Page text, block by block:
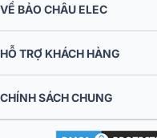
4. Công suất mạnh
Amply nghe nhạc
amply 2 kênhgiúp xử lý tín
, cho sự cân bằng lý
VỀ BẢO CHÂU ELEC
HỖ TRỢ KHÁCH HÀNG
CHÍNH SÁCH CHUNG